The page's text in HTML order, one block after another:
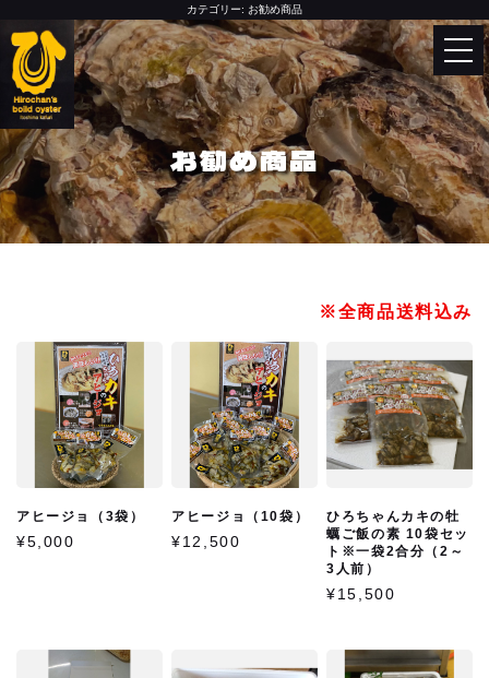
カテゴリー: お勧め商品
HOME
カートの中
商品カテゴリー
商品一覧
牡蠣加工品
Language
English
한국어
中文（简体）
中文（繁體）
お勧め商品
※全商品送料込み
アヒージョ（3袋）
¥5,000
アヒージョ（10袋）
¥12,500
ひろちゃんカキの牡
蠣ご飯の素 10袋セッ
ト※一袋2合分（2～
3人前）
¥15,500